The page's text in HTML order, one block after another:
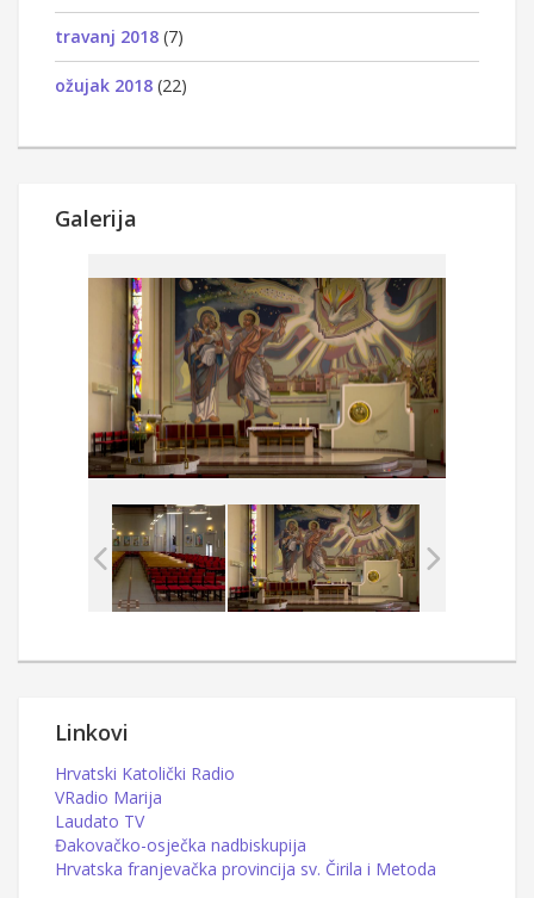
travanj 2018 (7)
ožujak 2018 (22)
Galerija
Linkovi
Hrvatski Katolički Radio
VRadio Marija
Laudato TV
Đakovačko-osječka nadbiskupija
Hrvatska franjevačka provincija sv. Čirila i Metoda